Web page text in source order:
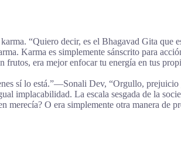
“Quiero decir, es el Bhagavad Gita que
Karma es simplemente sánscrito para
era mejor enfocar tu energía en tus
sí lo está.”―Sonali Dev, “Orgullo, prejuicio
implacabilidad. La escala sesgada de la
O era simplemente otra manera de